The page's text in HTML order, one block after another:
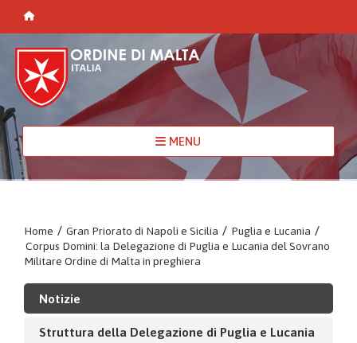
MENU
Home / Gran Priorato di Napoli e Sicilia / Puglia e Lucania /
Corpus Domini: la Delegazione di Puglia e Lucania del Sovrano
Militare Ordine di Malta in preghiera
Notizie
Struttura della Delegazione di Puglia e Lucania